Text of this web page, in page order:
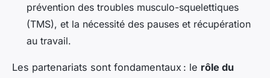
prévention des troubles musculo-squelettiques
(TMS), et la nécessité des pauses et récupération
au travail.
Les partenariats sont fondamentaux : le rôle du